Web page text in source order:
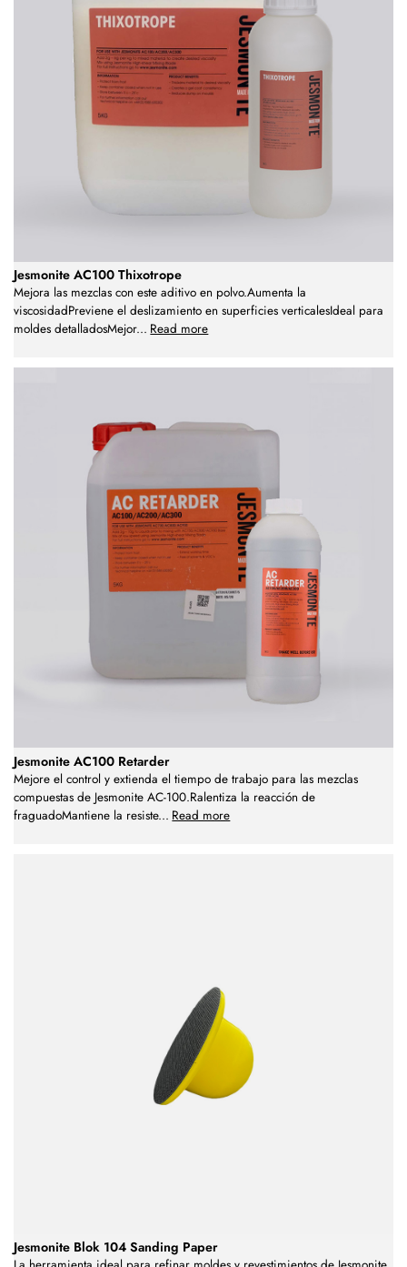
Jesmonite AC100 Thixotrope
Mejora las mezclas con este aditivo en polvo.Aumenta la
viscosidadPreviene el deslizamiento en superficies verticalesIdeal para
moldes detalladosMejor... Read more
Jesmonite AC100 Retarder
Mejore el control y extienda el tiempo de trabajo para las mezclas
compuestas de Jesmonite AC-100.Ralentiza la reacción de
fraguadoMantiene la resiste... Read more
Jesmonite Blok 104 Sanding Paper